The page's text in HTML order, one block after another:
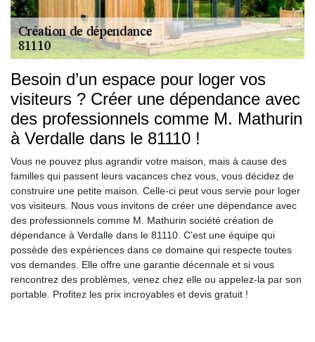
Besoin d’un espace pour loger vos
visiteurs ? Créer une dépendance avec
des professionnels comme M. Mathurin
à Verdalle dans le 81110 !
Vous ne pouvez plus agrandir votre maison, mais à cause des
familles qui passent leurs vacances chez vous, vous décidez de
construire une petite maison. Celle-ci peut vous servie pour loger
vos visiteurs. Nous vous invitons de créer une dépendance avec
des professionnels comme M. Mathurin société création de
dépendance à Verdalle dans le 81110. C’est une équipe qui
possède des expériences dans ce domaine qui respecte toutes
vos demandes. Elle offre une garantie décennale et si vous
rencontrez des problèmes, venez chez elle ou appelez-la par son
portable. Profitez les prix incroyables et devis gratuit !